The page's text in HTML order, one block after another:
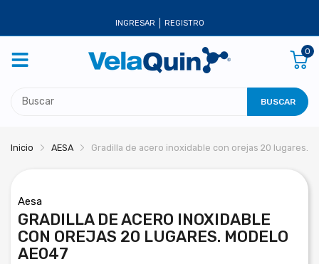
INGRESAR REGISTRO
0
BUSCAR
Inicio AESA Gradilla de acero inoxidable con orejas 20 lugares.
Aesa
GRADILLA DE ACERO INOXIDABLE
CON OREJAS 20 LUGARES. MODELO
AE047